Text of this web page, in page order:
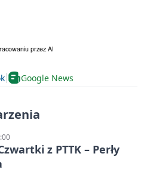
Google News
z PTTK – Perły